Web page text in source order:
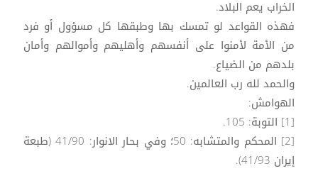
الخراب يعم البلاد.
فهذه القواعد لو تمسك بها وطبقها كل مسؤول أو فرد
من الأمة لأمنوا على أنفسهم وأهليهم وأموالهم وأمان
بلدهم من الضياع.
والحمد لله رب العالمين.
الهوامش:
[1] التوبة: 105.
[2] المحكم والمتشابه: 50؛ وفي بحار الانوار: 41/90 (طبعة
إيران 41/93).